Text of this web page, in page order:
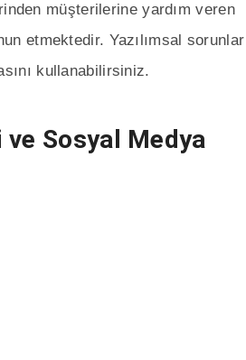
müşterilerine yardım veren
etmektedir. Yazılımsal sorunlar
kullanabilirsiniz.
Sosyal Medya